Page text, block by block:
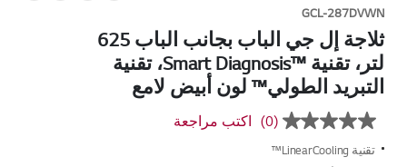
beginning
the
images
gallery
Wish
List
GCL-287DVWN
ثلاجة إل جي الباب بجانب الباب 625
لتر، تقنية ™Smart Diagnosis، تقنية
التبريد الطولي™ لون أبيض لامع
بلا
تصنيف
(0) اكتب مراجعة
تقنية LinearCooling™